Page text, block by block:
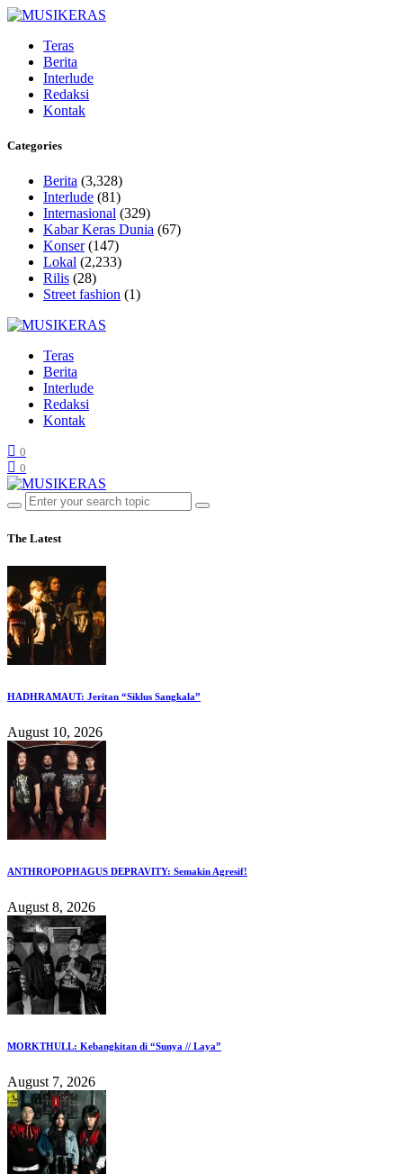
Teras
Berita
Interlude
Redaksi
Kontak
Categories
Berita (3,328)
Interlude (81)
Internasional (329)
Kabar Keras Dunia (67)
Konser(147)
Lokal (2,233)
Rilis (28)
Street fashion (1)
Teras
Berita
Interlude
Redaksi
Kontak
0
0
The Latest
HADHRAMAUT: Jeritan “Siklus Sangkala”
August 10, 2026
ANTHROPOPHAGUS DEPRAVITY: Semakin Agresif!
August 8, 2026
MORKTHULL: Kebangkitan di “Sunya // Laya”
August 7, 2026